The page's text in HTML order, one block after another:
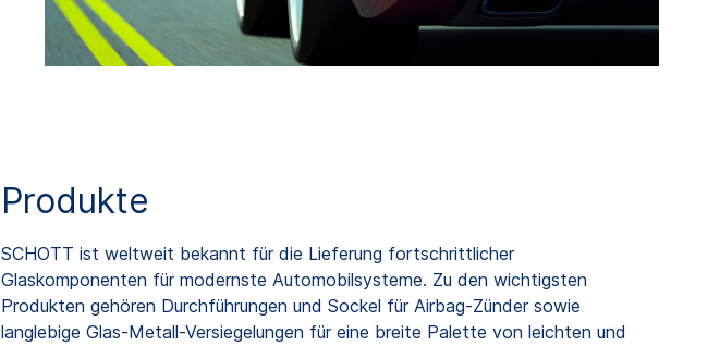
Produkte
SCHOTT ist weltweit bekannt für die Lieferung fortschrittlicher
Glaskomponenten für modernste Automobilsysteme. Zu den wichtigsten
Produkten gehören Durchführungen und Sockel für Airbag-Zünder sowie
langlebige Glas-Metall-Versiegelungen für eine breite Palette von leichten und